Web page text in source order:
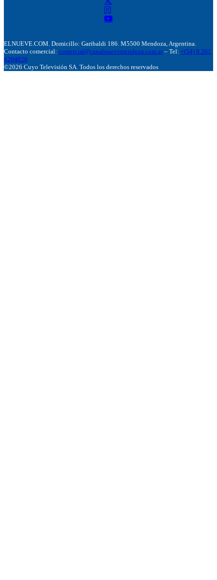
ELNUEVE.COM. Domicillo: Garibaldi 186. M5500 Mendoza, Argentina.
Contacto comercial: comercial@canalnuevemendoza.com.ar – Tel: +(54) 9 261
4204020
©2026 Cuyo Televisión SA. Todos los derechos reservados